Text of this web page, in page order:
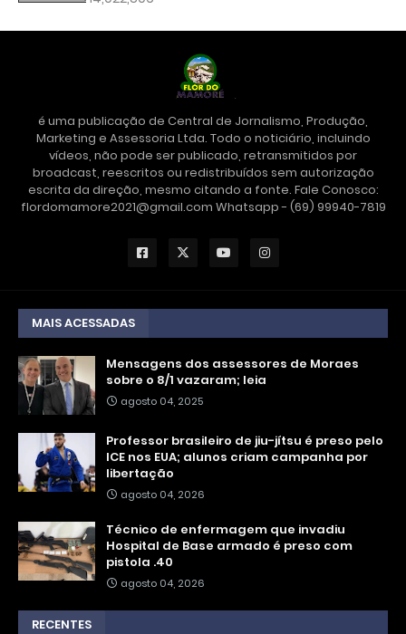
é uma publicação de Central de Jornalismo, Produção,
Marketing e Assessoria Ltda. Todo o noticiário, incluindo
vídeos, não pode ser publicado, retransmitidos por
broadcast, reescritos ou redistribuídos sem autorização
escrita da direção, mesmo citando a fonte. Fale Conosco:
flordomamore2021@gmail.com Whatsapp - (69) 99940-7819
MAIS ACESSADAS
Mensagens dos assessores de Moraes
sobre o 8/1 vazaram; leia
agosto 04, 2025
Professor brasileiro de jiu-jítsu é preso pelo
ICE nos EUA; alunos criam campanha por
libertação
agosto 04, 2026
Técnico de enfermagem que invadiu
Hospital de Base armado é preso com
pistola .40
agosto 04, 2026
RECENTES